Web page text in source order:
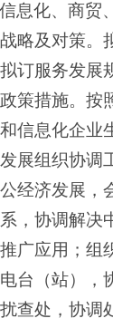
息化、商
略及对策
订服务发展
策措施。
信息化企
展组织协调
经济发展
，协调解决
广应用；
台（站）
查处，协